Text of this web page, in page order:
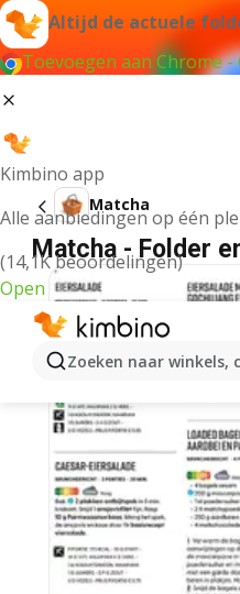
Altijd de actuele
Toevoegen aan Chrome -
Kimbino app
Alle aanbiedingen op één
(14,1K beoordelingen)
Open
Zoeken naar winkels,
Matcha
Matcha - Folder